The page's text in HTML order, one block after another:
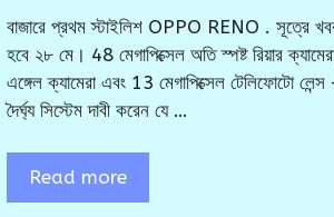
বাজারে প্রথম স্টাইলিশ OPPO RENO . সূত্রে
হবে ২৮ মে। 48 মেগাপিক্সেল অতি স্পষ্ট রিয়ার
এঙ্গেল ক্যামেরা এবং 13 মেগাপিক্সেল টেলিফোটো
দৈর্ঘ্য সিস্টেম দাবী করেন যে …
Read more